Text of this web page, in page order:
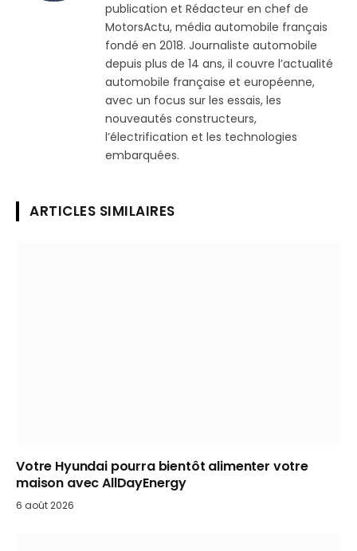
publication et Rédacteur en chef de
MotorsActu, média automobile français
fondé en 2018. Journaliste automobile
depuis plus de 14 ans, il couvre l’actualité
automobile française et européenne,
avec un focus sur les essais, les
nouveautés constructeurs,
l’électrification et les technologies
embarquées.
ARTICLES SIMILAIRES
Votre Hyundai pourra bientôt alimenter votre
maison avec AllDayEnergy
6 août 2026